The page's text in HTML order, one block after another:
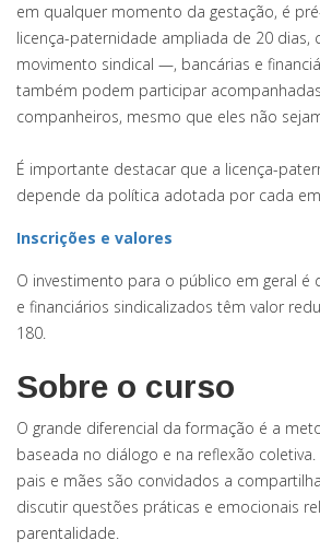
em qualquer momento da gestação, é
licença-paternidade ampliada de 20 dias,
movimento sindical —, bancárias e
também podem participar
companheiros, mesmo que eles não
É importante destacar que a licença-
depende da política adotada por cada
Inscrições e valores
O investimento para o público em geral é
e financiários sindicalizados têm valor
180.
Sobre o curso
O grande diferencial da formação é a
baseada no diálogo e na reflexão coletiva.
pais e mães são convidados a
discutir questões práticas e emocionais
parentalidade.